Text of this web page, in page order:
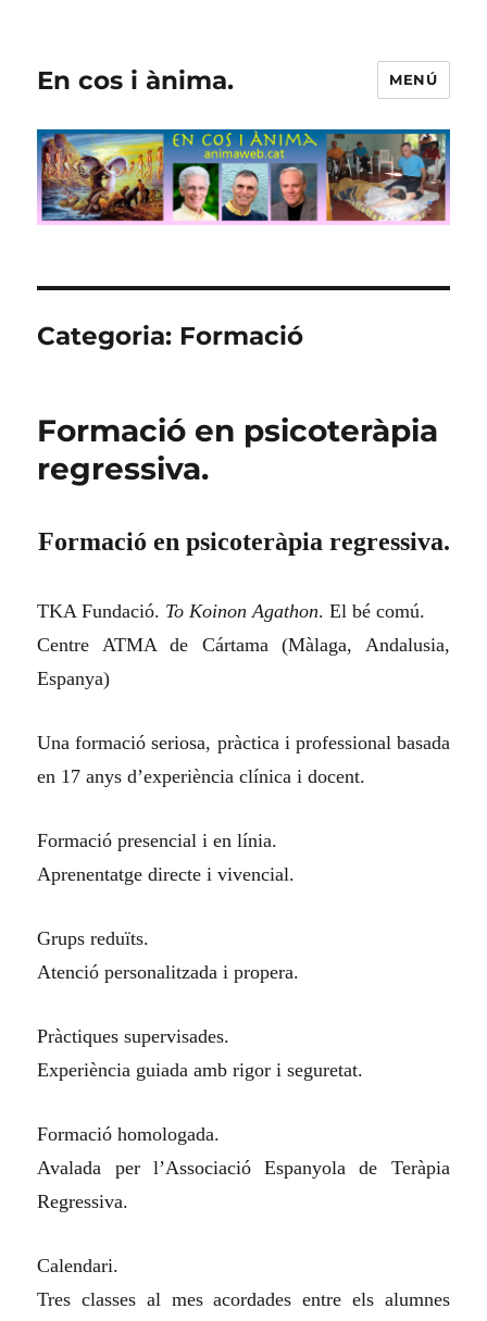
En cos i ànima. MENÚ
Categoria: Formació
Formació en psicoteràpia
regressiva.
Formació en psicoteràpia regressiva.
TKA Fundació. To Koinon Agathon. El bé comú.
Centre ATMA de Cártama (Màlaga, Andalusia,
Espanya)
Una formació seriosa, pràctica i professional basada
en 17 anys d’experiència clínica i docent.
Formació presencial i en línia.
Aprenentatge directe i vivencial.
Grups reduïts.
Atenció personalitzada i propera.
Pràctiques supervisades.
Experiència guiada amb rigor i seguretat.
Formació homologada.
Avalada per l’Associació Espanyola de Teràpia
Regressiva.
Calendari.
Tres classes al mes acordades entre els alumnes